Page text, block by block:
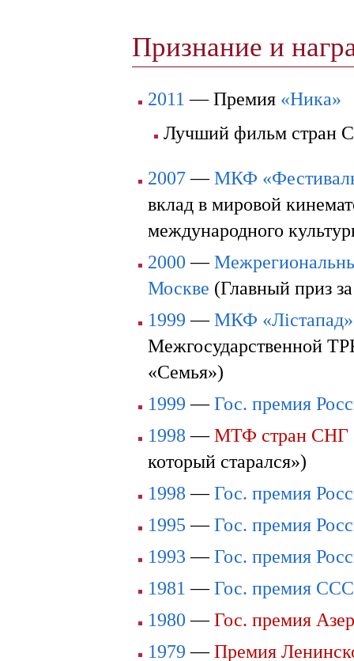
Признание и
2011 — Премия «Ника»
Лучший фильм стран
2007—МКФ
вклад в мировой
международного
2000 —
Москве (Главный приз
1999 —МКФ
Межгосударственной
«Семья»)
1999 —Гос. премия
1998 —МТФ стран СНГ
который старался»)
1998 —Гос. премия
1995 —Гос. премия
1993 —Гос. премия
1981 —Гос. премия
1980 —Гос. премия
1979 —Премия